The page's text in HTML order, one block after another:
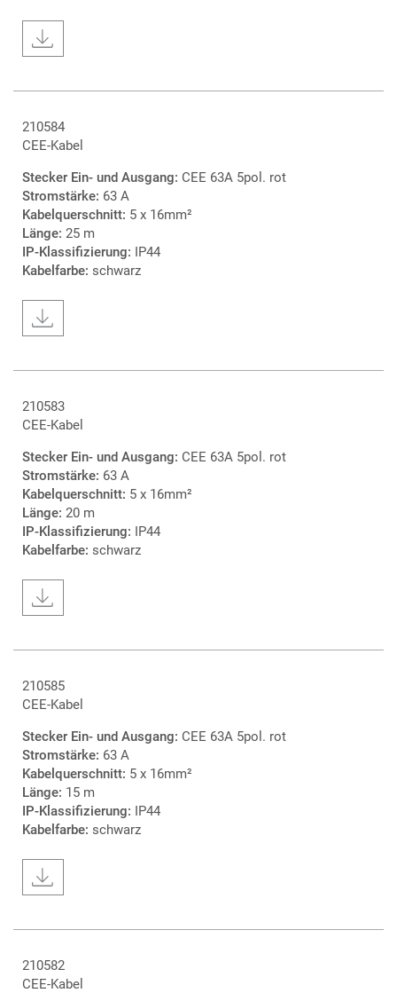
210584
CEE-Kabel
Stecker Ein- und Ausgang: CEE 63A 5pol. rot
Stromstärke: 63 A
Kabelquerschnitt: 5 x 16mm²
Länge: 25 m
IP-Klassifizierung: IP44
Kabelfarbe: schwarz
210583
CEE-Kabel
Stecker Ein- und Ausgang: CEE 63A 5pol. rot
Stromstärke: 63 A
Kabelquerschnitt: 5 x 16mm²
Länge: 20 m
IP-Klassifizierung: IP44
Kabelfarbe: schwarz
210585
CEE-Kabel
Stecker Ein- und Ausgang: CEE 63A 5pol. rot
Stromstärke: 63 A
Kabelquerschnitt: 5 x 16mm²
Länge: 15 m
IP-Klassifizierung: IP44
Kabelfarbe: schwarz
210582
CEE-Kabel